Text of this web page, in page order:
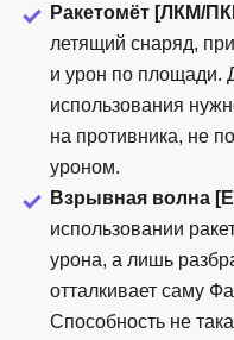
Ракетомёт [ЛКМ/
летящий снаряд,
и урон по площади.
использования
на противника, не
уроном.
Взрывная волна
использовании
урона, а лишь
отталкивает саму
Способность не